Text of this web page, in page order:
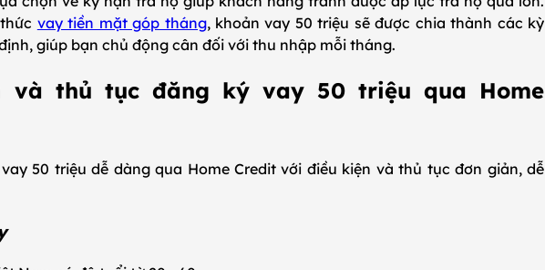
vay tiền mặt góp tháng, khoản vay 50 triệu sẽ được chia thành các kỳ
giúp bạn chủ động cân đối với thu nhập mỗi tháng.
và thủ tục đăng ký vay 50 triệu qua Home
50 triệu dễ dàng qua Home Credit với điều kiện và thủ tục đơn giản, dễ